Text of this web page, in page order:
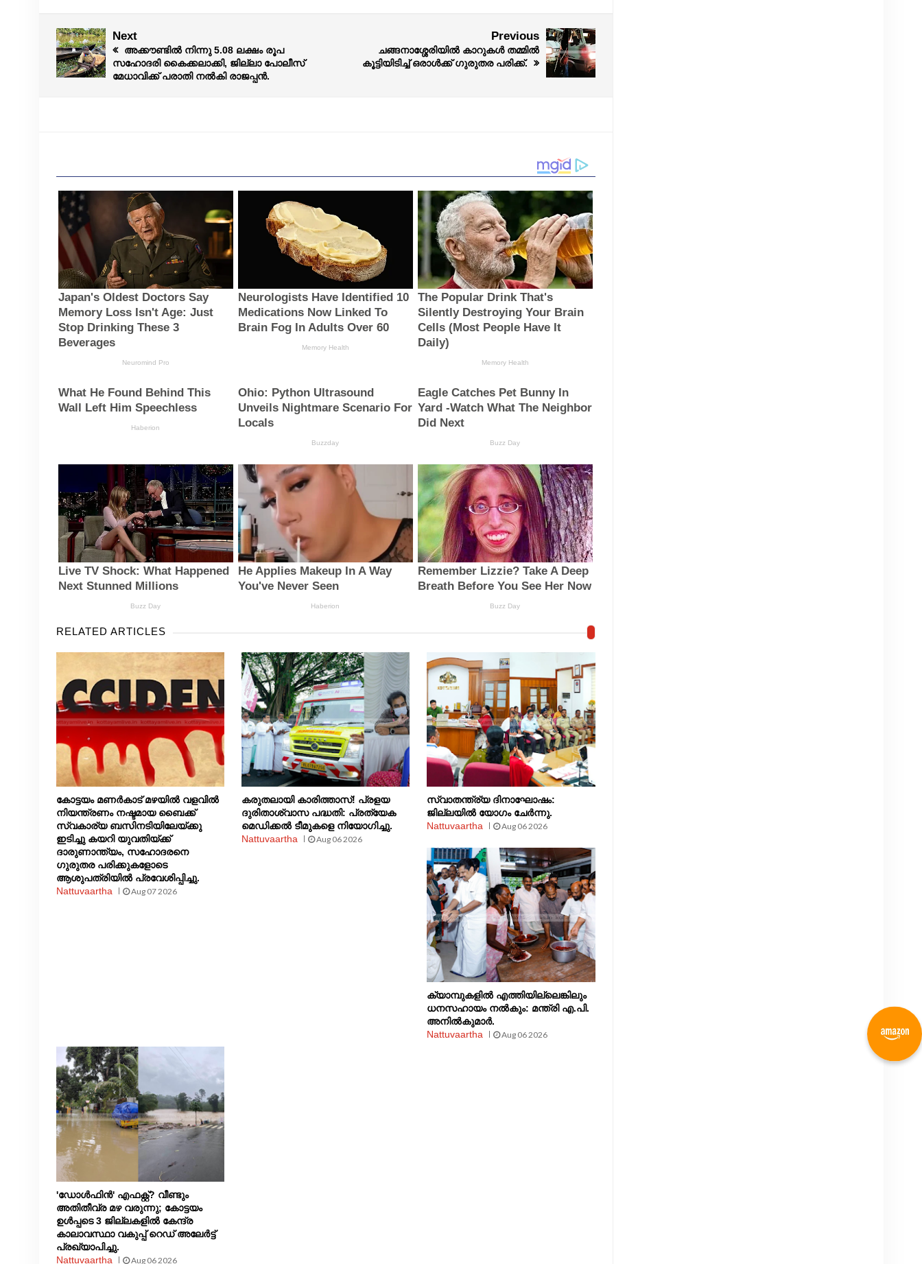
Next
അക്കൗണ്ടിൽ നിന്നു 5.08 ലക്ഷം രൂപ
സഹോദരി കൈക്കലാക്കി, ജില്ലാ പോലീസ്
മേധാവിക്ക് പരാതി നൽകി രാജപ്പൻ.
Previous
ചങ്ങനാശ്ശേരിയിൽ കാറുകൾ തമ്മിൽ
കൂട്ടിയിടിച്ച് ഒരാൾക്ക് ഗുരുതര പരിക്ക്.
RELATED ARTICLES
കോട്ടയം മണർകാട് മഴയിൽ വളവിൽ
നിയന്ത്രണം നഷ്ടമായ ബൈക്ക്
സ്വകാര്യ ബസിനടിയിലേയ്ക്കു
ഇടിച്ചു കയറി യുവതിയ്ക്ക്
ദാരുണാന്ത്യം, സഹോദരനെ
ഗുരുതര പരിക്കുകളോടെ
ആശുപത്രിയിൽ പ്രവേശിപ്പിച്ചു.
Nattuvaartha
Aug 07 2026
കരുതലായി കാരിത്താസ്! പ്രളയ
ദുരിതാശ്വാസ പദ്ധതി: പ്രത്യേക
മെഡിക്കൽ ടീമുകളെ നിയോഗിച്ചു.
Nattuvaartha
Aug 06 2026
സ്വാതന്ത്ര്യ ദിനാഘോഷം:
ജില്ലയിൽ യോഗം ചേർന്നു.
Nattuvaartha
Aug 06 2026
ക്യാമ്പുകളിൽ എത്തിയില്ലെങ്കിലും
ധനസഹായം നൽകും: മന്ത്രി എ.പി.
അനിൽകുമാർ.
Nattuvaartha
Aug 06 2026
'ഡോൾഫിൻ' എഫക്റ്റ്? വീണ്ടും
അതിതീവ്ര മഴ വരുന്നു; കോട്ടയം
ഉൾപ്പടെ 3 ജില്ലകളിൽ കേന്ദ്ര
കാലാവസ്ഥാ വകുപ്പ് റെഡ് അലേർട്ട്
പ്രഖ്യാപിച്ചു.
Nattuvaartha
Aug 06 2026